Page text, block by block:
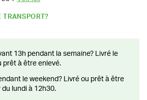
TRANSPORT?
prêt à être enlevé.
lundi à 12h30.